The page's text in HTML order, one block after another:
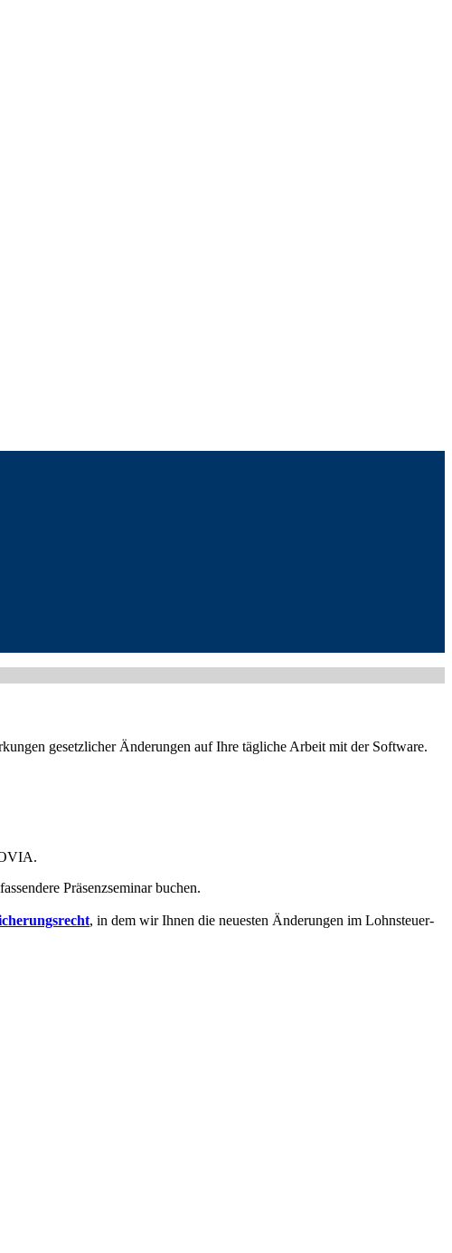
gesetzlicher Änderungen auf Ihre tägliche Arbeit mit der Software.
Präsenzseminar buchen.
, in dem wir Ihnen die neuesten Änderungen im Lohnsteuer-